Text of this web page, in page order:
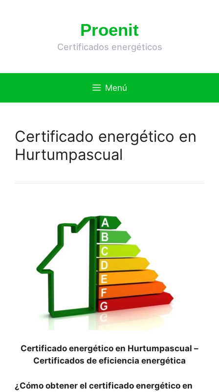
Proenit
Certificados energéticos
Menú
Certificado energético en
Hurtumpascual
Certificado energético en Hurtumpascual –
Certificados de eficiencia energética
¿Cómo obtener el certificado energético en